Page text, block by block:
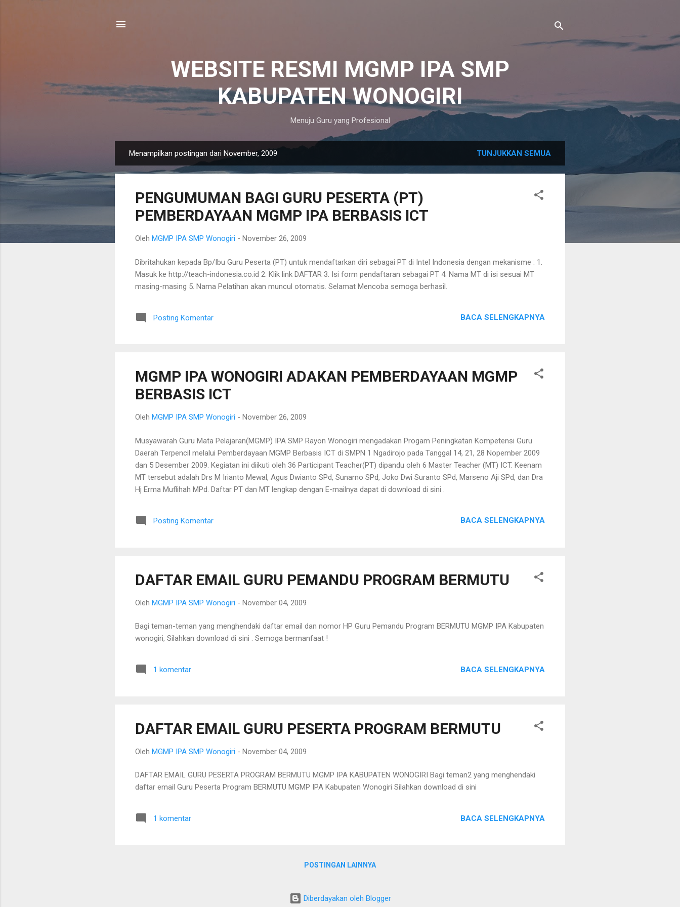
WEBSITE RESMI MGMP IPA SMP
KABUPATEN WONOGIRI
Menuju Guru yang Profesional
o
Menampilkan postingan dari November, 2009 TUNJUKKAN SEMUA
PENGUMUMAN BAGI GURU PESERTA (PT)
PEMBERDAYAAN MGMP IPA BERBASIS ICT
Oleh MGMP IPA SMP Wonogiri - November 26, 2009
Dibritahukan kepada Bp/Ibu Guru Peserta (PT) untuk mendaftarkan diri sebagai PT di Intel Indonesia dengan mekanisme : 1.
Masuk ke http://teach-indonesia.co.id 2. Klik link DAFTAR 3. Isi form pendaftaran sebagai PT 4. Nama MT di isi sesuai MT
masing-masing 5. Nama Pelatihan akan muncul otomatis. Selamat Mencoba semoga berhasil.
Posting Komentar BACA SELENGKAPNYA
MGMP IPA WONOGIRI ADAKAN PEMBERDAYAAN MGMP
BERBASIS ICT
Oleh MGMP IPA SMP Wonogiri - November 26, 2009
Musyawarah Guru Mata Pelajaran(MGMP) IPA SMP Rayon Wonogiri mengadakan Progam Peningkatan Kompetensi Guru
Daerah Terpencil melalui Pemberdayaan MGMP Berbasis ICT di SMPN 1 Ngadirojo pada Tanggal 14, 21, 28 Nopember 2009
dan 5 Desember 2009. Kegiatan ini diikuti oleh 36 Participant Teacher(PT) dipandu oleh 6 Master Teacher (MT) ICT. Keenam
MT tersebut adalah Drs M Irianto Mewal, Agus Dwianto SPd, Sunarno SPd, Joko Dwi Suranto SPd, Marseno Aji SPd, dan Dra
Hj Erma Muflihah MPd. Daftar PT dan MT lengkap dengan E-mailnya dapat di download di sini .
Posting Komentar BACA SELENGKAPNYA
DAFTAR EMAIL GURU PEMANDU PROGRAM BERMUTU
Oleh MGMP IPA SMP Wonogiri - November 04, 2009
Bagi teman-teman yang menghendaki daftar email dan nomor HP Guru Pemandu Program BERMUTU MGMP IPA Kabupaten
wonogiri, Silahkan download di sini . Semoga bermanfaat !
1 komentar BACA SELENGKAPNYA
DAFTAR EMAIL GURU PESERTA PROGRAM BERMUTU
Oleh MGMP IPA SMP Wonogiri - November 04, 2009
DAFTAR EMAIL GURU PESERTA PROGRAM BERMUTU MGMP IPA KABUPATEN WONOGIRI Bagi teman2 yang menghendaki
daftar email Guru Peserta Program BERMUTU MGMP IPA Kabupaten Wonogiri Silahkan download di sini
1 komentar BACA SELENGKAPNYA
POSTINGAN LAINNYA
Diberdayakan oleh Blogger